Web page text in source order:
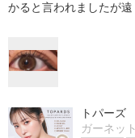
かると言われましたが
トパーズ
ガーネット